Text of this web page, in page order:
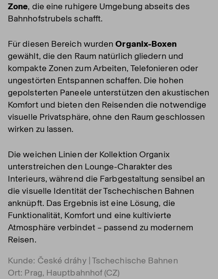
Zone, die eine ruhigere Umgebung abseits des
Bahnhofstrubels schafft.
Für diesen Bereich wurdenOrganix-Boxen
gewählt, die den Raum natürlich gliedern und
kompakte Zonen zum Arbeiten, Telefonieren oder
ungestörten Entspannen schaffen. Die hohen
gepolsterten Paneele unterstützen den akustischen
Komfort und bieten den Reisenden die notwendige
visuelle Privatsphäre, ohne den Raum geschlossen
wirken zu lassen.
Die weichen Linien der Kollektion Organix
unterstreichen den Lounge-Charakter des
Interieurs, während die Farbgestaltung sensibel an
die visuelle Identität der Tschechischen Bahnen
anknüpft. Das Ergebnis ist eine Lösung, die
Funktionalität, Komfort und eine kultivierte
Atmosphäre verbindet – passend zu modernem
Reisen.
Kunde: České dráhy | Tschechische Bahnen
Ort: Prag, Hauptbahnhof (CZ)